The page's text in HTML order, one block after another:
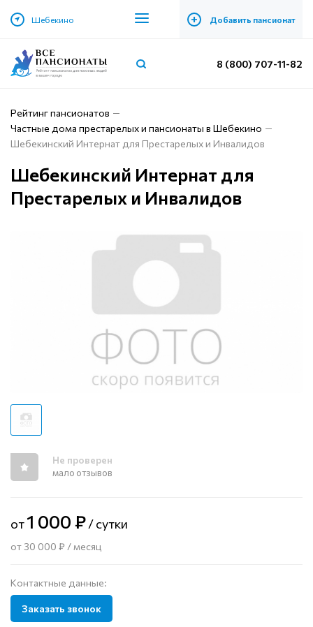
Шебекино + Добавить пансионат
8 (800) 707-11-82
Рейтинг пансионатов
Частные дома престарелых и пансионаты в Шебекино
Шебекинский Интернат для Престарелых и Инвалидов
Шебекинский Интернат для
Престарелых и Инвалидов
Не проверен
мало отзывов
от1 000 ₽/ сутки
от 30 000 ₽ / месяц
Контактные данные:
Заказать звонок